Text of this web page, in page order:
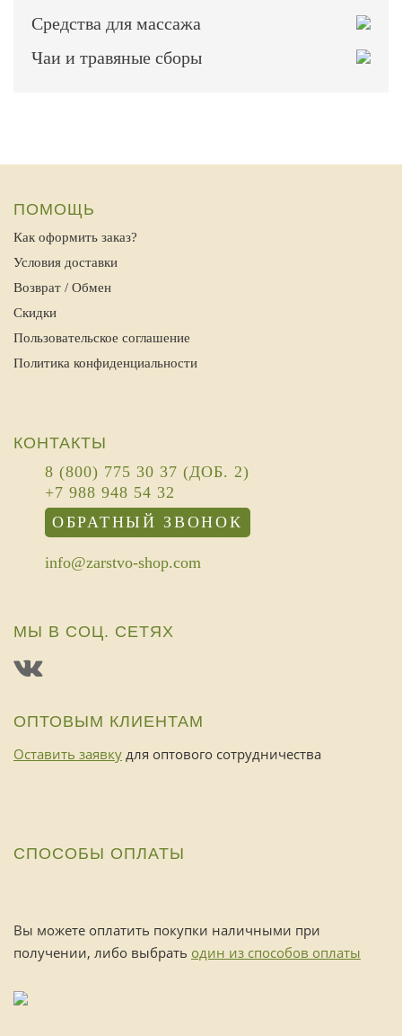
Средства для массажа
Чаи и травяные сборы
ПОМОЩЬ
Как оформить заказ?
Условия доставки
Возврат / Обмен
Скидки
Пользовательское соглашение
Политика конфиденциальности
КОНТАКТЫ
8 (800) 775 30 37 (ДОБ. 2)
+7 988 948 54 32
ОБРАТНЫЙ ЗВОНОК
info@zarstvo-shop.com
МЫ В СОЦ. СЕТЯХ
ОПТОВЫМ КЛИЕНТАМ
Оставить заявку для оптового сотрудничества
СПОСОБЫ ОПЛАТЫ
Вы можете оплатить покупки наличными при
получении, либо выбрать один из способов оплаты